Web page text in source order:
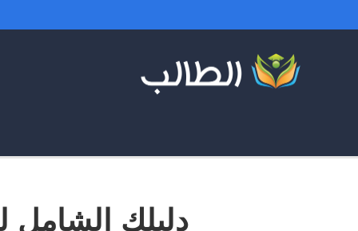
دليلك الشامل